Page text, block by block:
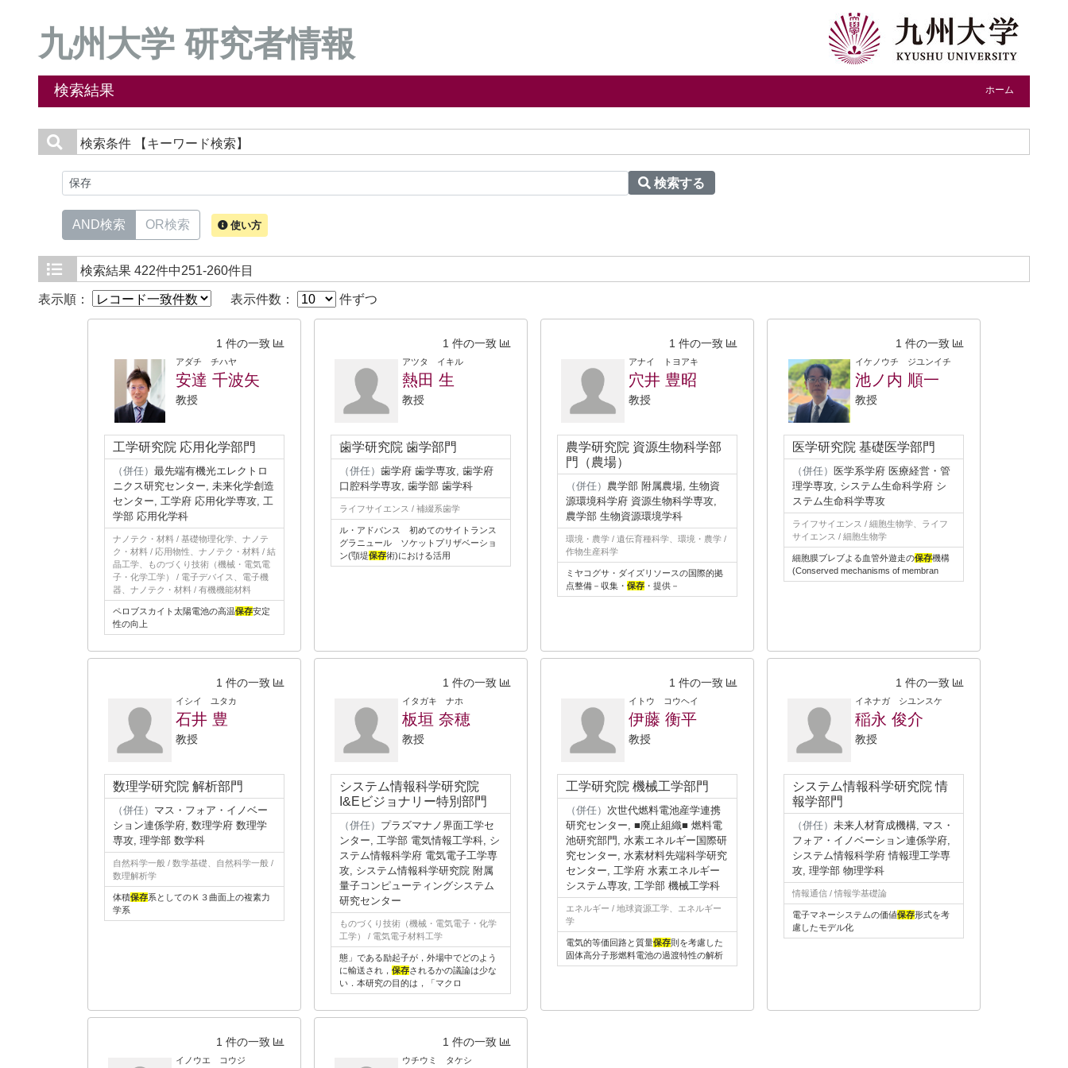
九州大学 研究者情報
検索結果 ホーム
検索条件 【キーワード検索】
検索する
AND検索 OR検索 使い方
検索結果 422件中251-260件目
表示順： 表示件数： 件ずつ
1 件の一致
アダチ チハヤ
安達 千波矢
教授
工学研究院 応用化学部門
（併任） 最先端有機光エレクトロ
ニクス研究センター, 未来化学創造
センター, 工学府 応用化学専攻, 工
学部 応用化学科
ナノテク・材料 / 基礎物理化学、ナノテ
ク・材料 / 応用物性、ナノテク・材料 / 結
晶工学、ものづくり技術（機械・電気電
子・化学工学） / 電子デバイス、電子機
器、ナノテク・材料 / 有機機能材料
ペロブスカイト太陽電池の高温保存安定
性の向上
1 件の一致
アツタ イキル
熱田 生
教授
歯学研究院 歯学部門
（併任） 歯学府 歯学専攻, 歯学府
口腔科学専攻, 歯学部 歯学科
ライフサイエンス / 補綴系歯学
ル・アドバンス 初めてのサイトランス
グラニュール ソケットプリザベーショ
ン(顎堤保存術)における活用
1 件の一致
アナイ トヨアキ
穴井 豊昭
教授
農学研究院 資源生物科学部
門（農場）
（併任） 農学部 附属農場, 生物資
源環境科学府 資源生物科学専攻,
農学部 生物資源環境学科
環境・農学 / 遺伝育種科学、環境・農学 /
作物生産科学
ミヤコグサ・ダイズリソースの国際的拠
点整備－収集・ 保存 ・提供－
1 件の一致
イケノウチ ジユンイチ
池ノ内 順一
教授
医学研究院 基礎医学部門
（併任） 医学系学府 医療経営・管
理学専攻, システム生命科学府 シ
ステム生命科学専攻
ライフサイエンス / 細胞生物学、ライフ
サイエンス / 細胞生物学
細胞膜ブレブよる血管外遊走の保存機構
(Conserved mechanisms of membran
1 件の一致
イシイ ユタカ
石井 豊
教授
数理学研究院 解析部門
（併任） マス・フォア・イノベー
ション連係学府, 数理学府 数理学
専攻, 理学部 数学科
自然科学一般 / 数学基礎、自然科学一般 /
数理解析学
体積保存系としてのＫ３曲面上の複素力
学系
1 件の一致
イタガキ ナホ
板垣 奈穂
教授
システム情報科学研究院
I&Eビジョナリー特別部門
（併任） プラズマナノ界面工学セ
ンター, 工学部 電気情報工学科, シ
ステム情報科学府 電気電子工学専
攻, システム情報科学研究院 附属
量子コンピューティングシステム
研究センター
ものづくり技術（機械・電気電子・化学
工学） / 電気電子材料工学
態」である励起子が，外場中でどのよう
に輸送され， 保存されるかの議論は少な
い．本研究の目的は，「マクロ
1 件の一致
イトウ コウヘイ
伊藤 衡平
教授
工学研究院 機械工学部門
（併任） 次世代燃料電池産学連携
研究センター, ■廃止組織■ 燃料電
池研究部門, 水素エネルギー国際研
究センター, 水素材料先端科学研究
センター, 工学府 水素エネルギー
システム専攻, 工学部 機械工学科
エネルギー / 地球資源工学、エネルギー
学
電気的等価回路と質量保存則を考慮した
固体高分子形燃料電池の過渡特性の解析
1 件の一致
イネナガ シユンスケ
稲永 俊介
教授
システム情報科学研究院 情
報学部門
（併任） 未来人材育成機構, マス・
フォア・イノベーション連係学府,
システム情報科学府 情報理工学専
攻, 理学部 物理学科
情報通信 / 情報学基礎論
電子マネーシステムの価値保存形式を考
慮したモデル化
1 件の一致
イノウエ コウジ
1 件の一致
ウチウミ タケシ